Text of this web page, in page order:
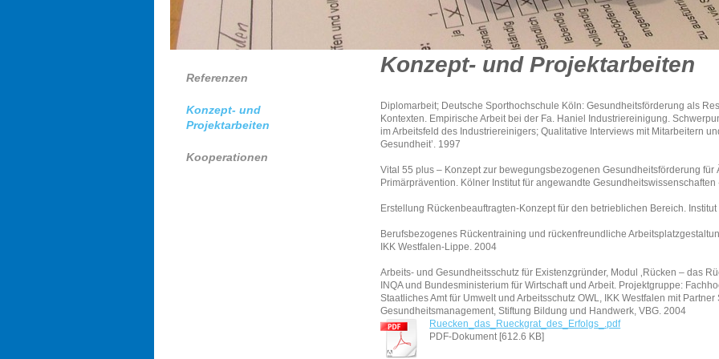
Konzept- und Projektarbeiten
Diplomarbeit; Deutsche Sporthochschule Köln: Gesundheitsförderung als
Kontexten. Empirische Arbeit bei der Fa. Haniel Industriereinigung.
im Arbeitsfeld des Industriereinigers; Qualitative Interviews mit Mitarbeitern
Gesundheit’. 1997
Vital 55 plus – Konzept zur bewegungsbezogenen Gesundheitsförderung für
Primärprävention. Kölner Institut für angewandte
Erstellung Rückenbeauftragten-Konzept für den betrieblichen Bereich.
Berufsbezogenes Rückentraining und rückenfreundliche
IKK Westfalen-Lippe. 2004
Arbeits- und Gesundheitsschutz für Existenzgründer, Modul ‚Rücken – das
INQA und Bundesministerium für Wirtschaft und Arbeit. Projektgruppe:
Staatliches Amt für Umwelt und Arbeitsschutz OWL, IKK Westfalen mit
Gesundheitsmanagement, Stiftung Bildung und Handwerk, VBG. 2004
Ruecken_das_Rueckgrat_des_Erfolgs_.pdf
PDF-Dokument [612.6 KB]
Referenzen
Konzept- und
Projektarbeiten
Kooperationen